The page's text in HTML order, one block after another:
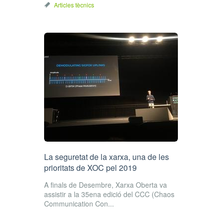
Articles tècnics
La seguretat de la xarxa, una de les
prioritats de XOC pel 2019
A finals de Desembre, Xarxa Oberta va
assistir a la 35ena edició del CCC (Chaos
Communication Con...